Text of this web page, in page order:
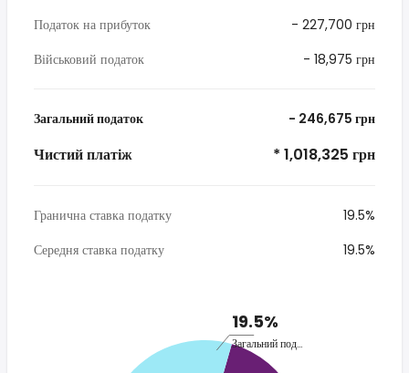
Податок на прибуток
- 227,700 грн
Військовий податок
- 18,975 грн
Загальний податок - 246,675 грн
Чистий платіж * 1,018,325 грн
Гранична ставка податку
19.5%
Середня ставка податку
19.5%
19.5%
Загальний податок